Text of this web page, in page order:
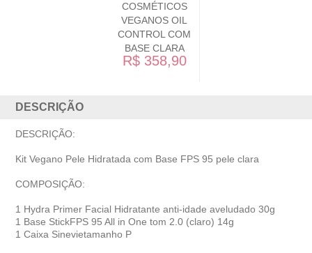
COSMÉTICOS
VEGANOS OIL
CONTROL COM
BASE CLARA
R$ 358,90
DESCRIÇÃO
DESCRIÇÃO:
Kit Vegano Pele Hidratada com Base FPS 95 pele clara
COMPOSIÇÃO:
1 Hydra Primer Facial Hidratante anti-idade aveludado 30g
1 Base StickFPS 95 All in One tom 2.0 (claro) 14g
1 Caixa Sinevietamanho P